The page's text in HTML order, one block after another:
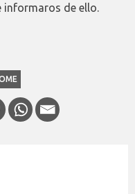
de ello.